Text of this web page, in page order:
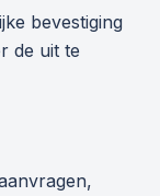
bevestiging
de uit te